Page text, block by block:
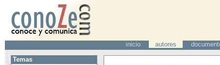
inicio autores
Temas